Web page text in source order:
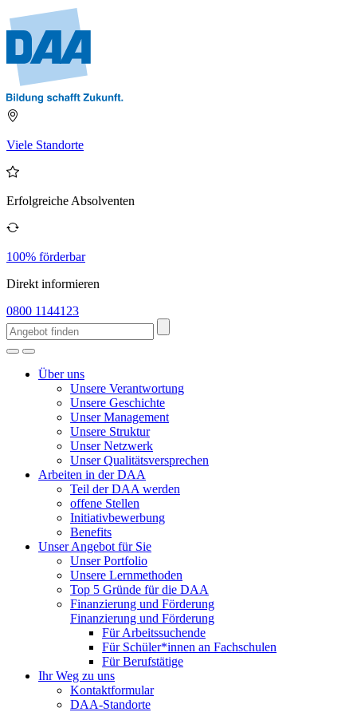
Viele Standorte
Erfolgreiche Absolventen
100% förderbar
Direkt informieren
0800 1144123
Über uns
Unsere Verantwortung
Unsere Geschichte
Unser Management
Unsere Struktur
Unser Netzwerk
Unser Qualitätsversprechen
Arbeiten in der DAA
Teil der DAA werden
offene Stellen
Initiativbewerbung
Benefits
Unser Angebot für Sie
Unser Portfolio
Unsere Lernmethoden
Top 5 Gründe für die DAA
Finanzierung und Förderung
Finanzierung und Förderung
Für Arbeitssuchende
Für Schüler*innen an Fachschulen
Für Berufstätige
Ihr Weg zu uns
Kontaktformular
DAA-Standorte